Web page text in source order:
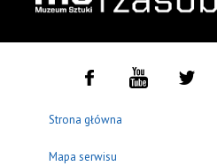
Strona główna
Mapa serwisu